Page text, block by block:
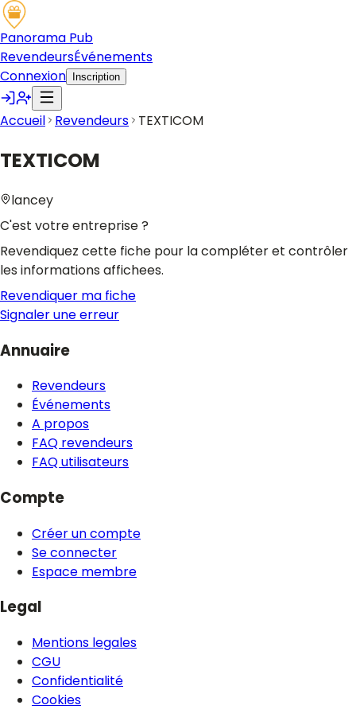
Panorama Pub
RevendeursÉvénements
Connexion
Inscription
Accueil Revendeurs TEXTICOM
TEXTICOM
lancey
C'est votre entreprise ?
Revendiquez cette fiche pour la compléter et contrôler
les informations affichees.
Revendiquer ma fiche
Signaler une erreur
Annuaire
Revendeurs
Événements
A propos
FAQ revendeurs
FAQ utilisateurs
Compte
Créer un compte
Se connecter
Espace membre
Legal
Mentions legales
CGU
Confidentialité
Cookies